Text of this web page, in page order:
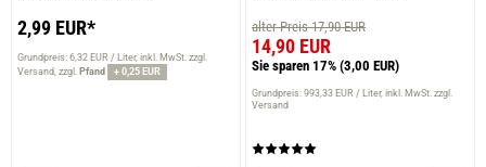
2,99 EUR*
Grundpreis: 6,32 EUR / Liter inkl. MwSt. zzgl.
Versand zzgl. Pfand + 0,25 EUR
alter Preis 17,90 EUR
14,90 EUR
Sie sparen 17% (3,00 EUR)
Grundpreis: 993,33 EUR / Liter inkl. MwSt. zzgl.
Versand